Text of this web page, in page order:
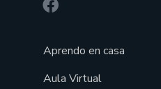
Aprendo en casa
Aula Virtual